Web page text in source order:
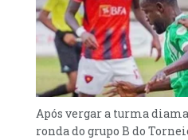
Após vergar a turma
ronda do grupo B do